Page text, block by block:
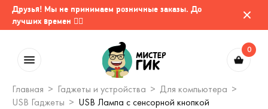
Друзья! Мы не принимаем розничные заказы. До
лучших времен 🤷‍♂️
0
Главная Гаджеты и устройства
Для компьютера
USB Гаджеты
USB Лампа с сенсорной кнопкой